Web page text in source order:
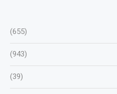
(655)
(943)
(39)